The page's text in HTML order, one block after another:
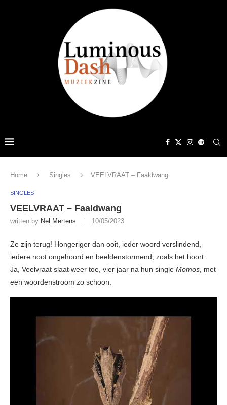
Home Singles VEELVRAAT – Faaldwang
SINGLES
VEELVRAAT – Faaldwang
written by Nel Mertens 10/05/2023
Ze zijn terug! Hongeriger dan ooit, ieder woord verslindend,
iedere noot ongehoord en beeldenstormend, zoals het hoort.
Ja, Veelvraat slaat weer toe, vier jaar na hun single Momos, met
een woordenstroom zo schoon.